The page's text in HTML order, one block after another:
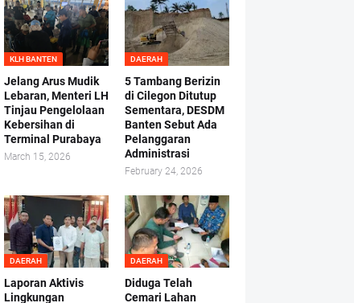
KLH BANTEN
Jelang Arus Mudik
Lebaran, Menteri LH
Tinjau Pengelolaan
Kebersihan di
Terminal Purabaya
March 15, 2026
DAERAH
5 Tambang Berizin
di Cilegon Ditutup
Sementara, DESDM
Banten Sebut Ada
Pelanggaran
Administrasi
February 24, 2026
DAERAH
Laporan Aktivis
Lingkungan
DAERAH
Diduga Telah
Cemari Lahan